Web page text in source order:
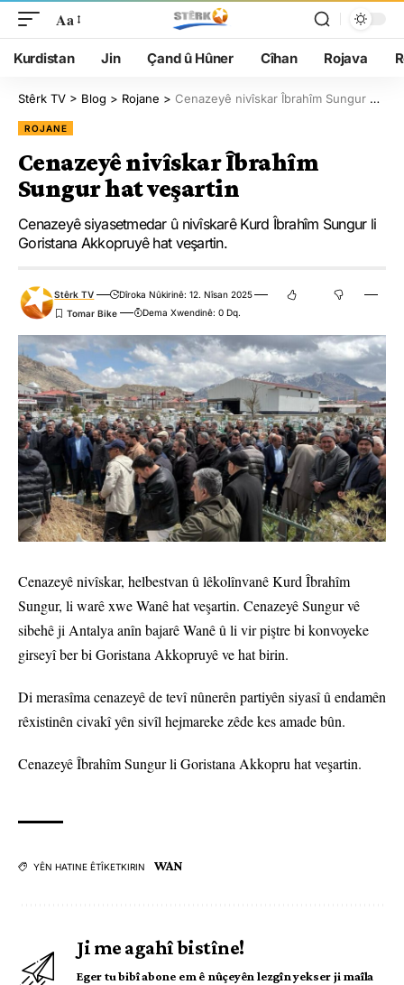
Aa
Kurdistan Jin Çand û Hûner Cîhan Rojava
Stêrk TV > Blog > Rojane > Cenazeyê nivîskar Îbrahîm Sungur hat veşartin
ROJANE
Cenazeyê nivîskar Îbrahîm
Sungur hat veşartin
Cenazeyê siyasetmedar û nivîskarê Kurd Îbrahîm Sungur li
Goristana Akkopruyê hat veşartin.
Stêrk TV
Dîroka Nûkirinê: 12. Nîsan 2025
Dema Xwendinê: 0 Dq.
Cenazeyê nivîskar, helbestvan û lêkolînvanê Kurd Îbrahîm
Sungur, li warê xwe Wanê hat veşartin. Cenazeyê Sungur vê
sibehê ji Antalya anîn bajarê Wanê û li vir piştre bi konvoyeke
girseyî ber bi Goristana Akkopruyê ve hat birin.
Di merasîma cenazeyê de tevî nûnerên partiyên siyasî û endamên
rêxistinên civakî yên sivîl hejmareke zêde kes amade bûn.
Cenazeyê Îbrahîm Sungur li Goristana Akkopru hat veşartin.
YÊN HATINE ÊTÎKETKIRIN WAN
Ji me agahî bistîne!
Eger tu bibî abone em ê nûçeyên lezgîn yekser ji maîla